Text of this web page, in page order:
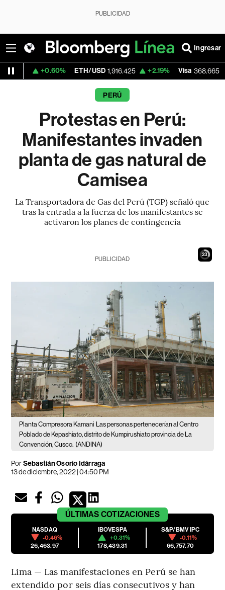
PUBLICIDAD
Ingresar
ETH/USD 1,916.425 +2.19% Visa 368.665 -0.25%
PERÚ
Protestas en Perú:
Manifestantes invaden
planta de gas natural de
Camisea
La Transportadora de Gas del Perú (TGP) señaló que
tras la entrada a la fuerza de los manifestantes se
activaron los planes de contingencia
22
PUBLICIDAD
Planta Compresora Kamani
Las personas pertenecerían al Centro
Poblado de Kepashiato, distrito de Kumpirushiato provincia de La
Convención, Cusco. (ANDINA)
PorSebastián Osorio Idárraga
13 de diciembre, 2022 | 04:50 PM
ÚLTIMAS COTIZACIONES
NASDAQ
-0.46%
26,463.97
IBOVESPA
+0.31%
178,439.31
S&P/BMV IPC
-0.11%
66,757.70
Lima — Las manifestaciones en Perú se han
extendido por seis días consecutivos y han